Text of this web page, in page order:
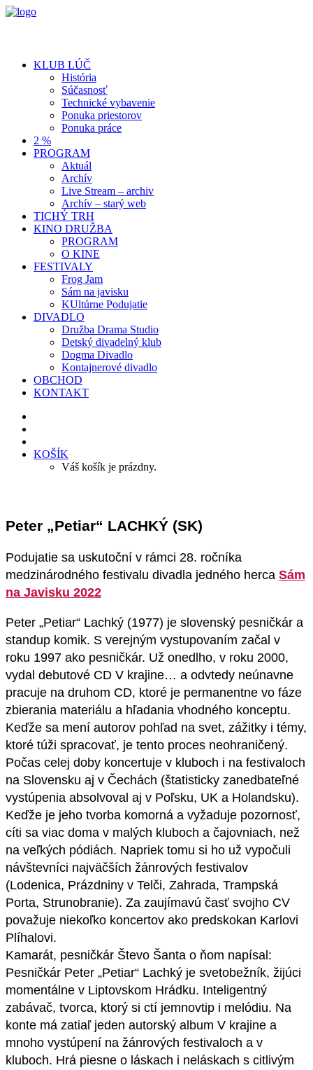
KLUB LÚČ
História
Súčasnosť
Technické vybavenie
Ponuka priestorov
Ponuka práce
2 %
PROGRAM
Aktuál
Archív
Live Stream – archiv
Archív – starý web
TICHÝ TRH
KINO DRUŽBA
PROGRAM
O KINE
FESTIVALY
Frog Jam
Sám na javisku
KUltúrne Podujatie
DIVADLO
Družba Drama Studio
Detský divadelný klub
Dogma Divadlo
Kontajnerové divadlo
OBCHOD
KONTAKT
KOŠÍK
Váš košík je prázdny.
Peter „Petiar“ LACHKÝ (SK)
Podujatie sa uskutoční v rámci 28. ročníka
medzinárodného festivalu divadla jedného herca Sám
na Javisku 2022
Peter „Petiar“ Lachký (1977) je slovenský pesničkár a
standup komik. S verejným vystupovaním začal v
roku 1997 ako pesničkár. Už onedlho, v roku 2000,
vydal debutové CD V krajine… a odvtedy neúnavne
pracuje na druhom CD, ktoré je permanentne vo fáze
zbierania materiálu a hľadania vhodného konceptu.
Keďže sa mení autorov pohľad na svet, zážitky i témy,
ktoré túži spracovať, je tento proces neohraničený.
Počas celej doby koncertuje v kluboch i na festivaloch
na Slovensku aj v Čechách (štatisticky zanedbateľné
vystúpenia absolvoval aj v Poľsku, UK a Holandsku).
Keďže je jeho tvorba komorná a vyžaduje pozornosť,
cíti sa viac doma v malých kluboch a čajovniach, než
na veľkých pódiách. Napriek tomu si ho už vypočuli
návštevníci najväčších žánrových festivalov
(Lodenica, Prázdniny v Telči, Zahrada, Trampská
Porta, Strunobranie). Za zaujímavú časť svojho CV
považuje niekoľko koncertov ako predskokan Karlovi
Plíhalovi.
Kamarát, pesničkár Števo Šanta o ňom napísal:
Pesničkár Peter „Petiar“ Lachký je svetobežník, žijúci
momentálne v Liptovskom Hrádku. Inteligentný
zabávač, tvorca, ktorý si ctí jemnovtip i melódiu. Na
konte má zatiaľ jeden autorský album V krajine a
mnoho vystúpení na žánrových festivaloch a v
kluboch. Hrá piesne o láskach i neláskach s citlivým